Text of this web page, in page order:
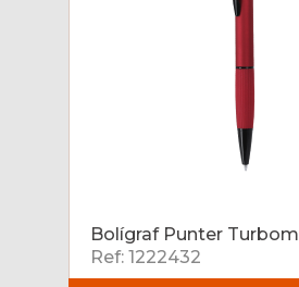
Bolígraf Punter Turbom
Ref: 1222432